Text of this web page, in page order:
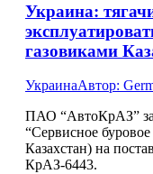
Украина:
газовиками
УкраинаАвтор:
ПАО “АвтоКрАЗ”
“Сервисное
Казахстан) на
КрАЗ-6443.